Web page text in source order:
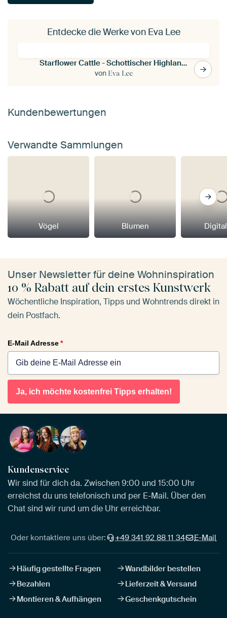
Entdecke die Werke von Eva Lee
Starflower Cattle - Schottischer Highlander - Eine märchenhafte Flora-Fantasie
von Eva Lee
Kundenbewertungen
Verwandte Sammlungen
Vögel Blumen
Unser Newsletter für deine Wohninspiration
10 % Rabatt auf dein erstes Kunstwerk
Wöchentliche Inspiration, Tipps und Wohntrends direkt in
dein Postfach.
E-Mail Adresse*
Ja, ich möchte kostenfrei Tipps erhalten!
Kundenservice
Wir sind für dich da. Zwischen 9:00 und 15:00 Uhr
erreichst du uns telefonisch und per E-Mail. Über den
Chat sind wir rund um die Uhr erreichbar.
Oder kontaktiere uns über: +49 341 92 88 11 34 E-Mail
Häufig gestellte Fragen
Wandbilder bestellen
Bezahlen
Lieferzeit & Versand
Montieren & Aufhängen
Geschenkgutschein